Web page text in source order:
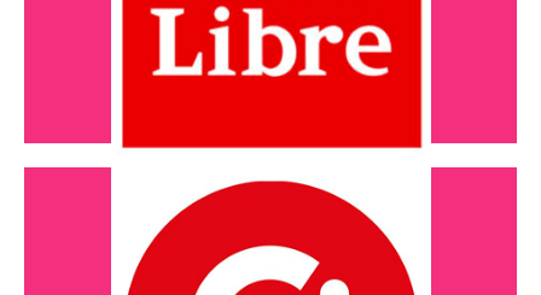
Décembre 2024
Lire l'article
Une épicerie solidaire ouvre ses